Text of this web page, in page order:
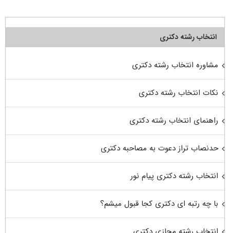
انتخاب رشته دکتری
مشاوره انتخاب رشته دکتری
نکات انتخاب رشته دکتری
راهنمای انتخاب رشته دکتری
حدنصاب تراز دعوت به مصاحبه دکتری
انتخاب رشته دکتری پیام نور
با چه رتبه ای دکتری کجا قبول میشم؟